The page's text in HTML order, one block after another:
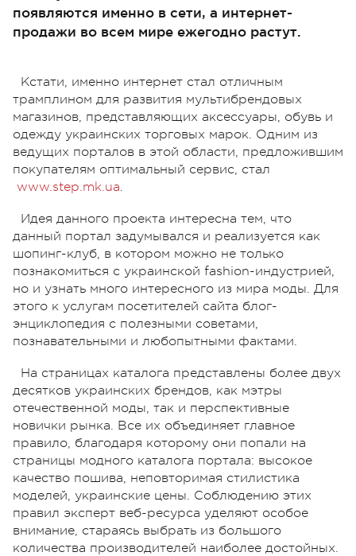
появляются именно в сети, а интернет-
продажи во всем мире ежегодно растут.
Кстати, именно интернет стал отличным
трамплином для развития мультибрендовых
магазинов, представляющих аксессуары, обувь и
одежду украинских торговых марок. Одним из
ведущих порталов в этой области, предложившим
покупателям оптимальный сервис, стал
www.step.mk.ua.
Идея данного проекта интересна тем, что
данный портал задумывался и реализуется как
шопинг-клуб, в котором можно не только
познакомиться с украинской fashion-индустрией,
но и узнать много интересного из мира моды. Для
этого к услугам посетителей сайта блог-
энциклопедия с полезными советами,
познавательными и любопытными фактами.
На страницах каталога представлены более двух
десятков украинских брендов, как мэтры
отечественной моды, так и перспективные
новички рынка. Все их объединяет главное
правило, благодаря которому они попали на
страницы модного каталога портала: высокое
качество пошива, неповторимая стилистика
моделей, украинские цены. Соблюдению этих
правил эксперт веб-ресурса уделяют особое
внимание, стараясь выбрать из большого
количества производителей наиболее достойных.